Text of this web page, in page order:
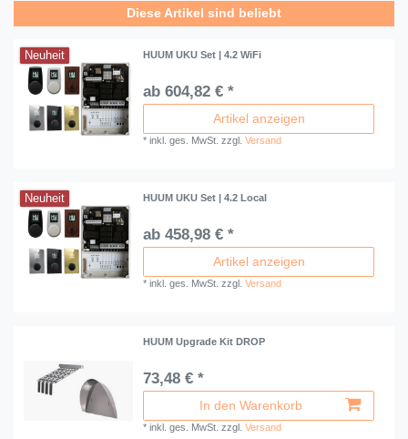
Diese Artikel sind beliebt
Neuheit HUUM UKU Set | 4.2 WiFi
ab 604,82 € *
Artikel anzeigen
*inkl. ges. MwSt. zzgl.Versand
Neuheit HUUM UKU Set | 4.2 Local
ab 458,98 € *
Artikel anzeigen
*inkl. ges. MwSt. zzgl.Versand
HUUM Upgrade Kit DROP
73,48 € *
In den Warenkorb
*inkl. ges. MwSt. zzgl.Versand